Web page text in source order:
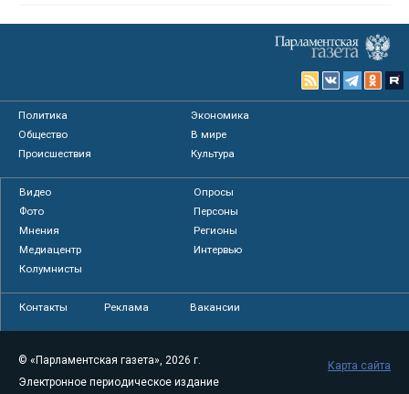
Политика
Экономика
Общество
В мире
Происшествия
Культура
Видео
Опросы
Фото
Персоны
Мнения
Регионы
Медиацентр
Интервью
Колумнисты
Контакты Реклама Вакансии
© «Парламентская газета», 2026 г.
Электронное периодическое издание
Карта сайта